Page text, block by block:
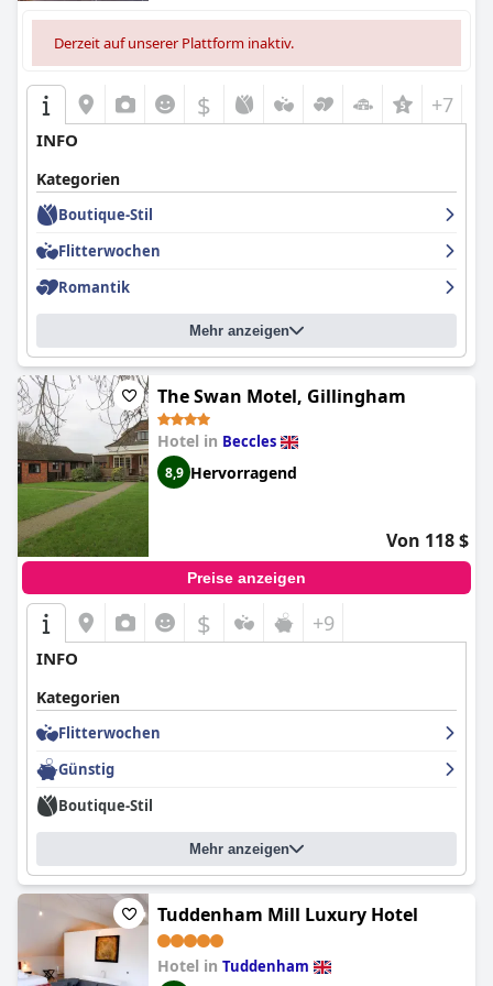
Derzeit auf unserer Plattform inaktiv.
$ +7
INFO
Kategorien
Boutique-Stil
Flitterwochen
Romantik
Mehr anzeigen
The Swan Motel, Gillingham
Hotel in Beccles
8,9 Hervorragend
Von 118 $
Preise anzeigen
$ +9
INFO
Kategorien
Flitterwochen
Günstig
Boutique-Stil
Mehr anzeigen
Tuddenham Mill Luxury Hotel
Hotel in Tuddenham